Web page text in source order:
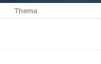
Thema